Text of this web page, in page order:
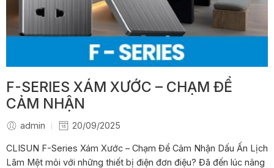
F-SERIES XÁM XƯỚC – CHẠM ĐỂ
CẢM NHẬN
admin 20/09/2025
CLISUN F-Series Xám Xước – Chạm Để Cảm Nhận Dấu Ấn Lịch
Lãm Mệt mỏi với những thiết bị điện đơn điệu? Đã đến lúc nâng